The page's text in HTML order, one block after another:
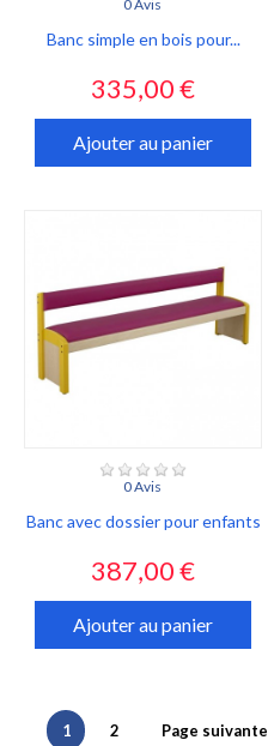
0 Avis
Banc simple en bois pour...
Prix
335,00 €
Ajouter au panier
0 Avis
Banc avec dossier pour enfants
Prix
387,00 €
Ajouter au panier
1 2 Page suivante